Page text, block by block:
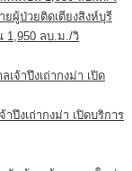
ผู้ป่วยติดเตียงสิงห์บุรี
1,950 ลบ.ม./วิ
ปึงเถ่ากงม่า เปิดบริการ